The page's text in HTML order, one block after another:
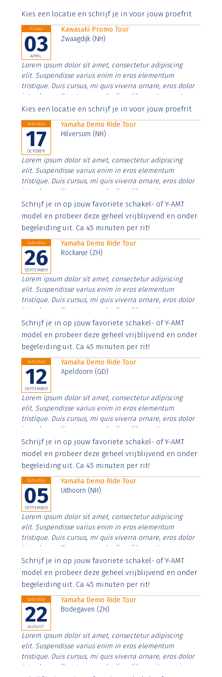
Aenean faucibus nibh et justo cursus id rutrum lorem
Kies een locatie en schrijf je in voor jouw proefrit
Friday
03
APRIL
Kawasaki Promo Tour
Zwaagdijk (NH)
Lorem ipsum dolor sit amet, consectetur adipiscing
elit. Suspendisse varius enim in eros elementum
tristique. Duis cursus, mi quis viverra ornare, eros dolor
interdum nulla, ut commodo diam libero vitae erat.
Aenean faucibus nibh et justo cursus id rutrum lorem
Kies een locatie en schrijf je in voor jouw proefrit
Saturday
17
OCTOBER
Yamaha Demo Ride Tour
Hilversum (NH)
Lorem ipsum dolor sit amet, consectetur adipiscing
elit. Suspendisse varius enim in eros elementum
tristique. Duis cursus, mi quis viverra ornare, eros dolor
interdum nulla, ut commodo diam libero vitae erat.
Aenean faucibus nibh et justo cursus id rutrum lorem
imperdiet. Nunc ut sem vitae risus tristique posuere.
Schrijf je in op jouw favoriete schakel- of Y-AMT
model en probeer deze geheel vrijblijvend en onder
begeleiding uit. Ca 45 minuten per rit!
Saturday
26
SEPTEMBER
Yamaha Demo Ride Tour
Rockanje (ZH)
Lorem ipsum dolor sit amet, consectetur adipiscing
elit. Suspendisse varius enim in eros elementum
tristique. Duis cursus, mi quis viverra ornare, eros dolor
interdum nulla, ut commodo diam libero vitae erat.
Aenean faucibus nibh et justo cursus id rutrum lorem
imperdiet. Nunc ut sem vitae risus tristique posuere.
Schrijf je in op jouw favoriete schakel- of Y-AMT
model en probeer deze geheel vrijblijvend en onder
begeleiding uit. Ca 45 minuten per rit!
Saturday
12
SEPTEMBER
Yamaha Demo Ride Tour
Apeldoorn (GD)
Lorem ipsum dolor sit amet, consectetur adipiscing
elit. Suspendisse varius enim in eros elementum
tristique. Duis cursus, mi quis viverra ornare, eros dolor
interdum nulla, ut commodo diam libero vitae erat.
Aenean faucibus nibh et justo cursus id rutrum lorem
imperdiet. Nunc ut sem vitae risus tristique posuere.
Schrijf je in op jouw favoriete schakel- of Y-AMT
model en probeer deze geheel vrijblijvend en onder
begeleiding uit. Ca 45 minuten per rit!
Saturday
05
SEPTEMBER
Yamaha Demo Ride Tour
Uithoorn (NH)
Lorem ipsum dolor sit amet, consectetur adipiscing
elit. Suspendisse varius enim in eros elementum
tristique. Duis cursus, mi quis viverra ornare, eros dolor
interdum nulla, ut commodo diam libero vitae erat.
Aenean faucibus nibh et justo cursus id rutrum lorem
imperdiet. Nunc ut sem vitae risus tristique posuere.
Schrijf je in op jouw favoriete schakel- of Y-AMT
model en probeer deze geheel vrijblijvend en onder
begeleiding uit. Ca 45 minuten per rit!
Saturday
22
AUGUST
Yamaha Demo Ride Tour
Bodegaven (ZH)
Lorem ipsum dolor sit amet, consectetur adipiscing
elit. Suspendisse varius enim in eros elementum
tristique. Duis cursus, mi quis viverra ornare, eros dolor
interdum nulla, ut commodo diam libero vitae erat.